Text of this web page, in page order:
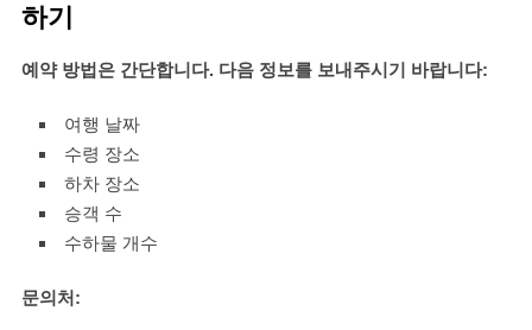
하기
예약 방법은 간단합니다. 다음 정보를 보내주시기 바랍니다:
여행 날짜
수령 장소
하차 장소
승객 수
수하물 개수
문의처: